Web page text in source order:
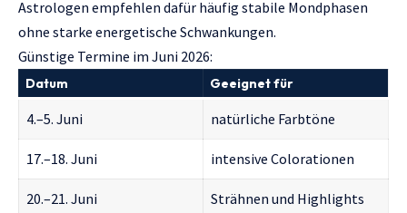
Astrologen empfehlen dafür häufig stabile Mondphasen
ohne starke energetische Schwankungen.
Günstige Termine im Juni 2026:
Datum Geeignet für
4.–5. Juni natürliche Farbtöne
17.–18. Juni intensive Colorationen
20.–21. Juni Strähnen und Highlights